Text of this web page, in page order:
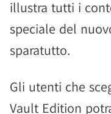
illustra tutti i
speciale del
sparatutto.
Gli utenti che
Vault Edition